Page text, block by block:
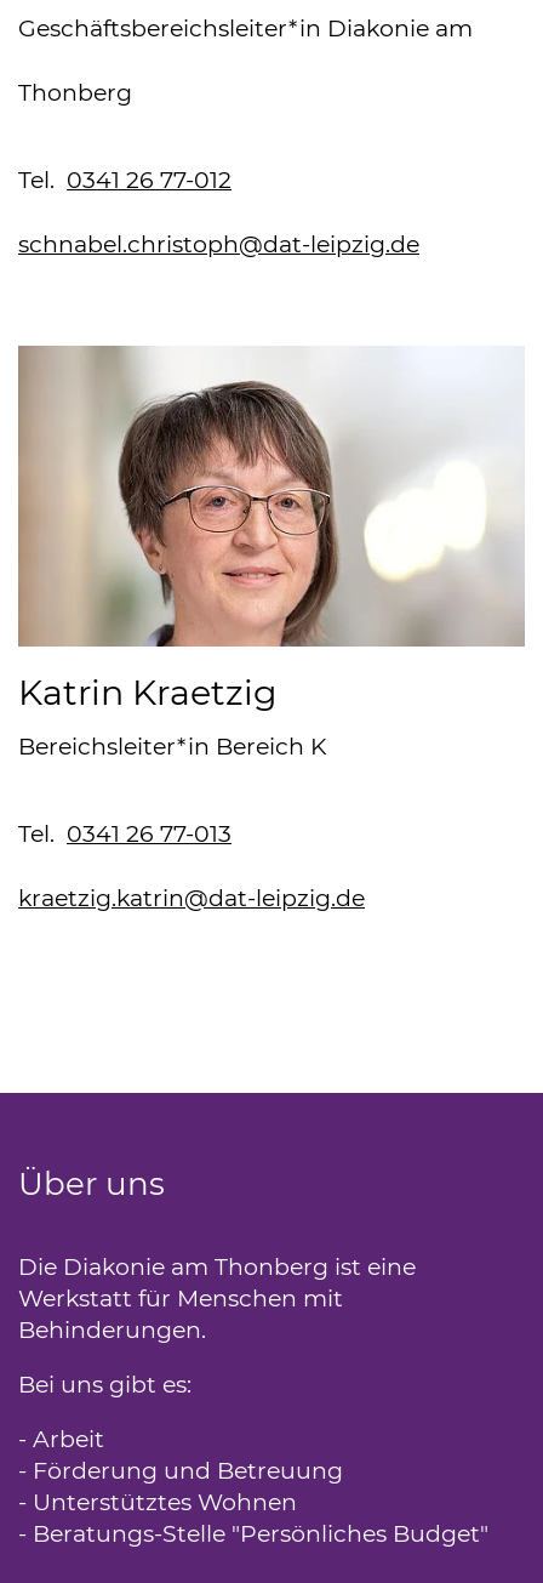
Geschäftsbereichsleiter*in Diakonie am
Thonberg
Tel. 0341 26 77-012
schnabel.christoph@dat-leipzig.de
Katrin Kraetzig
Bereichsleiter*in Bereich K
Tel. 0341 26 77-013
kraetzig.katrin@dat-leipzig.de
Über uns
Die Diakonie am Thonberg ist eine
Werkstatt für Menschen mit
Behinderungen.
Bei uns gibt es:
- Arbeit
- Förderung und Betreuung
- Unterstütztes Wohnen
- Beratungs-Stelle "Persönliches Budget"